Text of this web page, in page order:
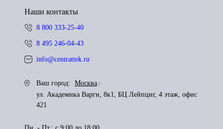
Наши контакты
8 800 333-25-40
8 495 246-04-43
info@centrattek.ru
Ваш город:
Москва
ул. Академика Варги, 8к1, БЦ Лейпциг, 4 этаж, офис
421